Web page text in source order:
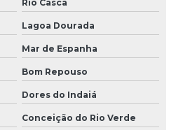
Rio Casca
Lagoa Dourada
Mar de Espanha
Bom Repouso
Dores do Indaiá
Conceição do Rio Verde